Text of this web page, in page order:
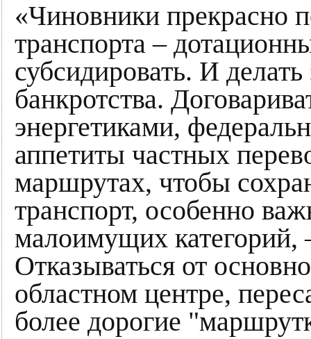
«Чиновники прекрасно
транспорта –
субсидировать. И
банкротства.
энергетиками,
аппетиты частных
маршрутах, чтобы
транспорт, особенно
малоимущих категорий,
Отказываться от
областном центре,
более дорогие